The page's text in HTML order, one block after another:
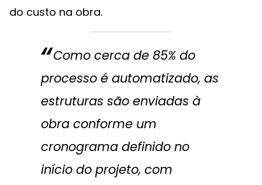
do custo na obra.
Como cerca de 85% do
processo é automatizado, as
estruturas são enviadas à
obra conforme um
cronograma definido no
início do projeto, com